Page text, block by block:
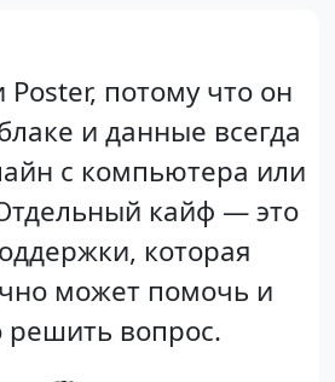
потому что он
и данные всегда
с компьютера или
кайф — это
которая
может помочь и
решить вопрос.